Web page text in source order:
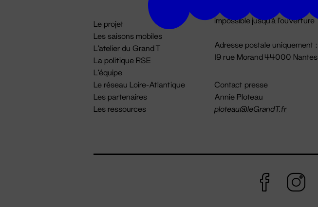
Le projet
Les saisons mobiles
L'atelier du Grand T
La politique RSE
L'équipe
Le réseau Loire-Atlantique
Les partenaires
Les ressources
impossible jusqu'à l'ouverture
Adresse postale uniquement :
19 rue Morand 44000 Nantes
Contact presse
Annie Ploteau
ploteau@leGrandT.fr